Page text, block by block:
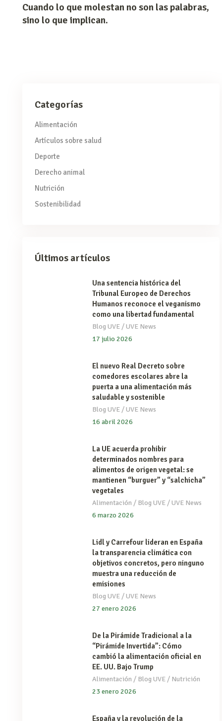
Cuando lo que molestan no son las palabras,
sino lo que implican.
Categorías
Alimentación
Artículos sobre salud
Deporte
Derecho animal
Nutrición
Sostenibilidad
Últimos artículos
Una sentencia histórica del
Tribunal Europeo de Derechos
Humanos reconoce el veganismo
como una libertad fundamental
Blog UVE/UVE News
17 julio 2026
El nuevo Real Decreto sobre
comedores escolares abre la
puerta a una alimentación más
saludable y sostenible
Blog UVE/UVE News
16 abril 2026
La UE acuerda prohibir
determinados nombres para
alimentos de origen vegetal: se
mantienen “burguer” y “salchicha”
vegetales
Alimentación / Blog UVE/UVE News
6 marzo 2026
Lidl y Carrefour lideran en España
la transparencia climática con
objetivos concretos, pero ninguno
muestra una reducción de
emisiones
Blog UVE/UVE News
27 enero 2026
De la Pirámide Tradicional a la
“Pirámide Invertida”: Cómo
cambió la alimentación oficial en
EE. UU. Bajo Trump
Alimentación / Blog UVE/ Nutrición
23 enero 2026
España y la revolución de la